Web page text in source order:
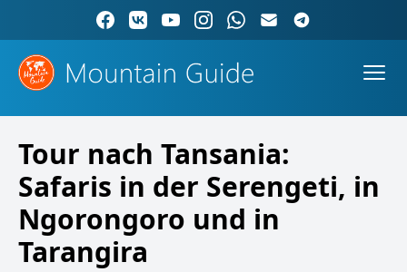
Tour nach Tansania:
Safaris in der Serengeti, in
Ngorongoro und in
Tarangira